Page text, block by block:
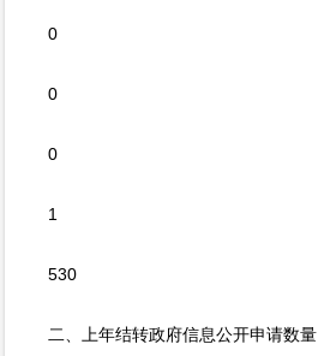
0
0
0
1
530
二、上年结转政府信息公开申请数量